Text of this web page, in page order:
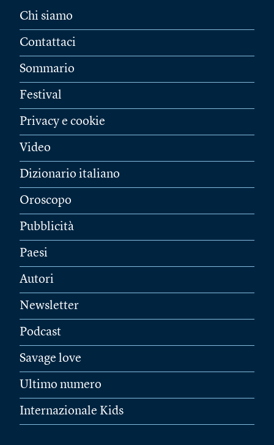
Chi siamo
Contattaci
Sommario
Festival
Privacy e cookie
Video
Dizionario italiano
Oroscopo
Pubblicità
Paesi
Autori
Newsletter
Podcast
Savage love
Ultimo numero
Internazionale Kids